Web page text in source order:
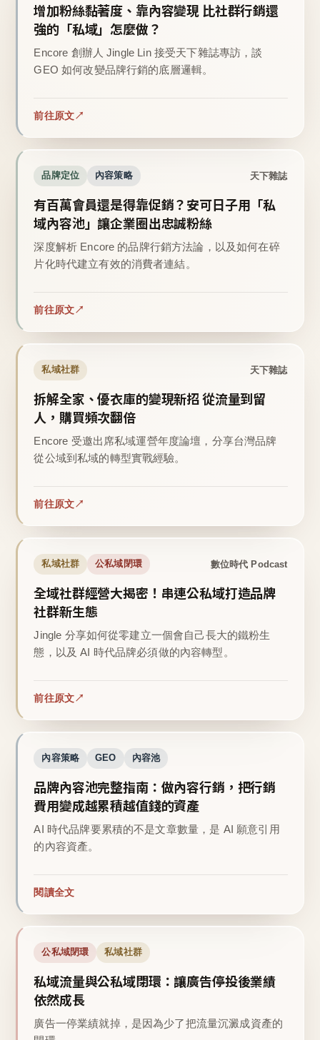
增加粉絲黏著度、靠內容變現 比社群行銷還
強的「私域」怎麼做？
Encore 創辦人 Jingle Lin 接受天下雜誌專訪，談
GEO 如何改變品牌行銷的底層邏輯。
前往原文
品牌定位 內容策略 天下雜誌
有百萬會員還是得靠促銷？安可日子用「私
域內容池」讓企業圈出忠誠粉絲
深度解析 Encore 的品牌行銷方法論，以及如何在碎
片化時代建立有效的消費者連結。
前往原文
私域社群 天下雜誌
拆解全家、優衣庫的變現新招 從流量到留
人，購買頻次翻倍
Encore 受邀出席私域運營年度論壇，分享台灣品牌
從公域到私域的轉型實戰經驗。
前往原文
私域社群 公私域閉環 數位時代 Podcast
全域社群經營大揭密！串連公私域打造品牌
社群新生態
Jingle 分享如何從零建立一個會自己長大的鐵粉生
態，以及 AI 時代品牌必須做的內容轉型。
前往原文
內容策略 GEO 內容池
品牌內容池完整指南：做內容行銷，把行銷
費用變成越累積越值錢的資產
AI 時代品牌要累積的不是文章數量，是 AI 願意引用
的內容資產。
閱讀全文
公私域閉環 私域社群
私域流量與公私域閉環：讓廣告停投後業績
依然成長
廣告一停業績就掉，是因為少了把流量沉澱成資產的